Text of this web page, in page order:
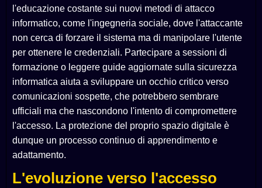
l'educazione costante sui nuovi metodi di attacco
informatico, come l'ingegneria sociale, dove l'attaccante
non cerca di forzare il sistema ma di manipolare l'utente
per ottenere le credenziali. Partecipare a sessioni di
formazione o leggere guide aggiornate sulla sicurezza
informatica aiuta a sviluppare un occhio critico verso
comunicazioni sospette, che potrebbero sembrare
ufficiali ma che nascondono l'intento di compromettere
l'accesso. La protezione del proprio spazio digitale è
dunque un processo continuo di apprendimento e
adattamento.
L'evoluzione verso l'accesso